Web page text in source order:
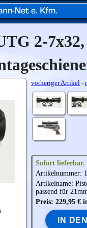
2-
vorheriger Artikel -
Sofort lieferbar.
Artikelnummer:
Artikelname:
passend für
Preis: 229,95 €
IN